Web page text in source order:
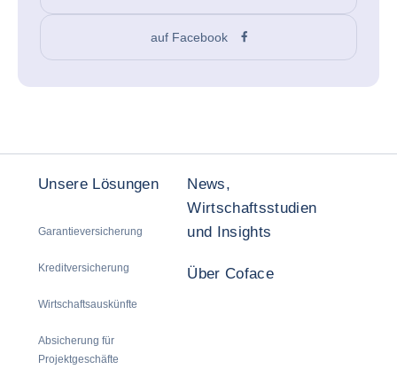
auf Facebook
Unsere Lösungen
Garantieversicherung
Kreditversicherung
Wirtschaftsauskünfte
Absicherung für
Projektgeschäfte
News,
Wirtschaftsstudien
und Insights
Über Coface